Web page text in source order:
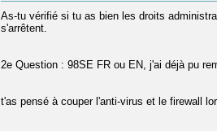
As-tu vérifié si tu as bien les droits
s'arrêtent.
2e Question : 98SE FR ou EN, j'ai déjà pu
t'as pensé à couper l'anti-virus et le firewall